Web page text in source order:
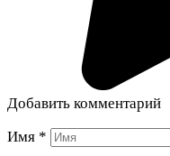
Добавить комментарий
Имя *